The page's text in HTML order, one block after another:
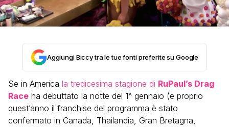
Aggiungi Biccy tra le tue fonti preferite su Google
Se in America la tredicesima stagione di RuPaul’s Drag
Race ha debuttato la notte del 1^ gennaio (e proprio
quest’anno il franchise del programma è stato
confermato in Canada, Thailandia, Gran Bretagna,